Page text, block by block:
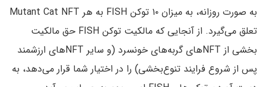
به صورت روزانه، به میزان ۱۰ توکن FISH به هر Mutant Cat NFT
تعلق می‌گیرد. از آنجایی که مالکیت توکن FISH حق مالکیت
بخشی از NFT‌های گربه‌های خونسرد (و سایر NFT‌های ارزشمند
پس از شروع فرایند تنوع‌بخشی) را در اختیار شما قرار می‌دهد، به